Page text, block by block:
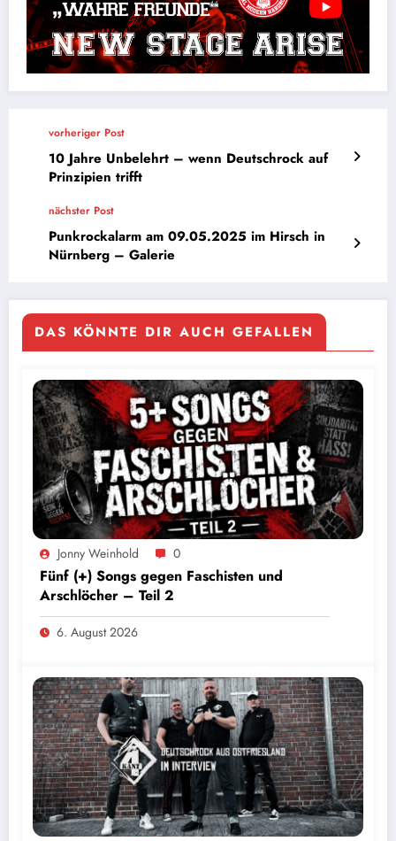
vorheriger Post
10 Jahre Unbelehrt – wenn Deutschrock auf
Prinzipien trifft
nächster Post
Punkrockalarm am 09.05.2025 im Hirsch in
Nürnberg – Galerie
DAS KÖNNTE DIR AUCH GEFALLEN
Jonny Weinhold 0
Fünf (+) Songs gegen Faschisten und
Arschlöcher – Teil 2
6. August 2026